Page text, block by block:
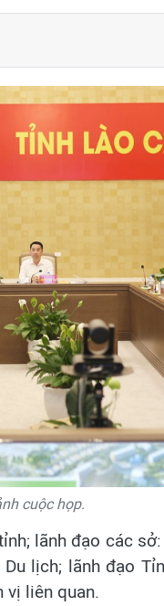
cuộc họp.
lãnh đạo các
lịch; lãnh đạo
vị liên quan.